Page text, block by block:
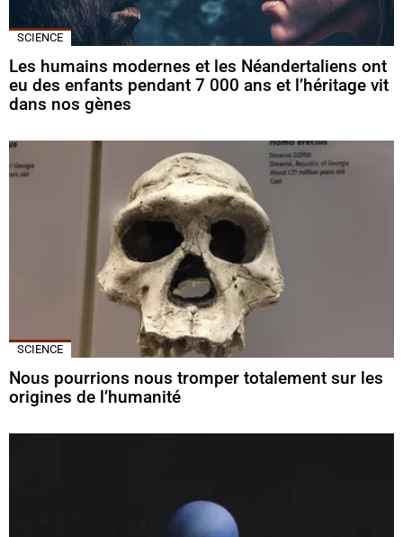
SCIENCE
Les humains modernes et les Néandertaliens ont
eu des enfants pendant 7 000 ans et l’héritage vit
dans nos gènes
SCIENCE
Nous pourrions nous tromper totalement sur les
origines de l’humanité